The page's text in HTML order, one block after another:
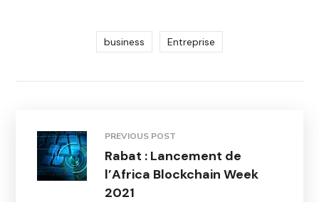
business Entreprise
PREVIOUS POST
Rabat : Lancement de
l’Africa Blockchain Week
2021